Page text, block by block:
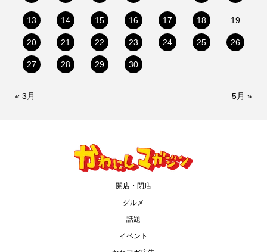
13 14 15 16 17 18 19
20 21 22 23 24 25 26
27 28 29 30
« 3月 5月 »
開店・閉店
グルメ
話題
イベント